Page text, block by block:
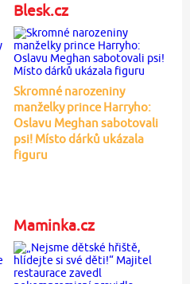
Blesk.cz
Skromné narozeniny
manželky prince Harryho:
Oslavu Meghan sabotovali
psi! Místo dárků ukázala
figuru
Maminka.cz